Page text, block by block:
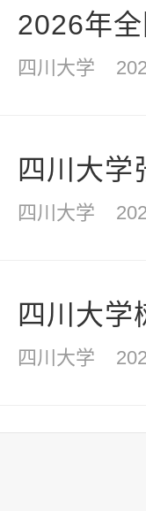
2026年
四川大学
四川大学
四川大学
四川大学
四川大学